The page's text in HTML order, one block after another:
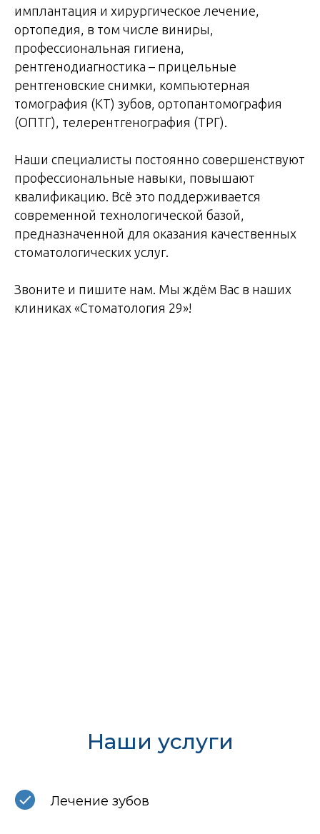
имплантация и хирургическое лечение,
ортопедия, в том числе виниры,
профессиональная гигиена,
рентгенодиагностика – прицельные
рентгеновские снимки, компьютерная
томография (КТ) зубов, ортопантомография
(ОПТГ), телерентгенография (ТРГ).
Наши специалисты постоянно совершенствуют
профессиональные навыки, повышают
квалификацию. Всё это поддерживается
современной технологической базой,
предназначенной для оказания качественных
стоматологических услуг.
Звоните и пишите нам. Мы ждём Вас в наших
клиниках «Стоматология 29»!
Наши услуги
Лечение зубов